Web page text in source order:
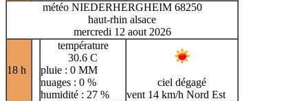
météo NIEDERHERGHEIM 68250
haut-rhin alsace
mercredi 12 aout 2026
18 h
température
30.6 C
pluie : 0 MM
nuages : 0 %
humidité : 27 %
ciel dégagé
vent 14 km/h Nord Est